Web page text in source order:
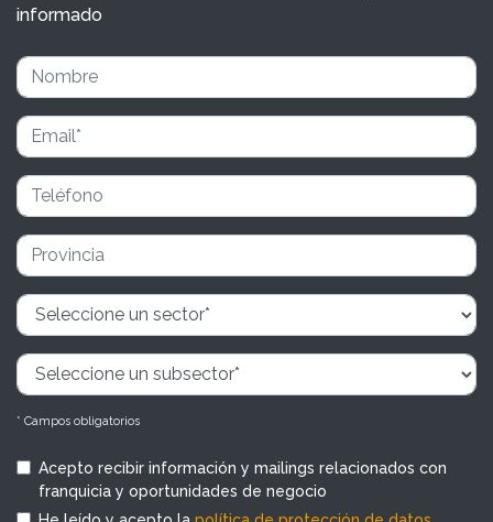
informado
* Campos obligatorios
Acepto recibir información y mailings relacionados con
franquicia y oportunidades de negocio